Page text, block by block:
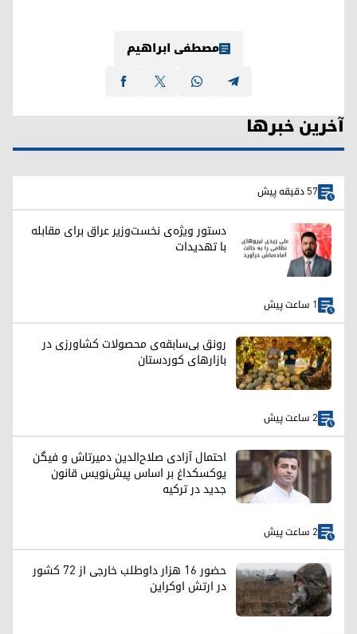
مصطفی ابراهیم
آخرین خبرها
57 دقیقه پیش
دستور ویژه‌ی نخست‌وزیر عراق برای مقابله
با تهدیدات
1 ساعت پیش
رونق بی‌سابقه‌ی محصولات کشاورزی در
بازارهای کوردستان
2 ساعت پیش
احتمال آزادی صلاح‌الدین دمیرتاش و فیگن
یوکسکداغ بر اساس پیش‌نویس قانون
جدید در ترکیه
2 ساعت پیش
حضور ۱۶ هزار داوطلب خارجی از ۷۲ کشور
در ارتش اوکراین